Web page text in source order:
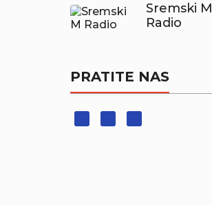
Sremski M
Radio
PRATITE NAS